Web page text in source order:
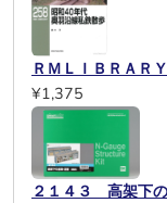
ＲＭＬＩＢＲＡＲ
¥1,375
２１４３ 高架下